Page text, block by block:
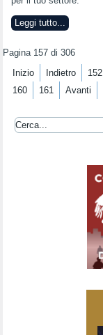
Leggi tutto...
Pagina 157 di 306
Inizio
Indietro 152
160
161 Avanti